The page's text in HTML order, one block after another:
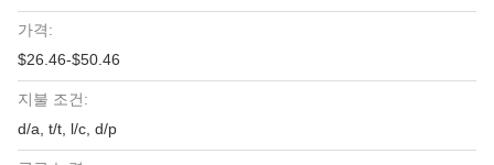
가격:
$26.46-$50.46
지불 조건:
d/a, t/t, l/c, d/p